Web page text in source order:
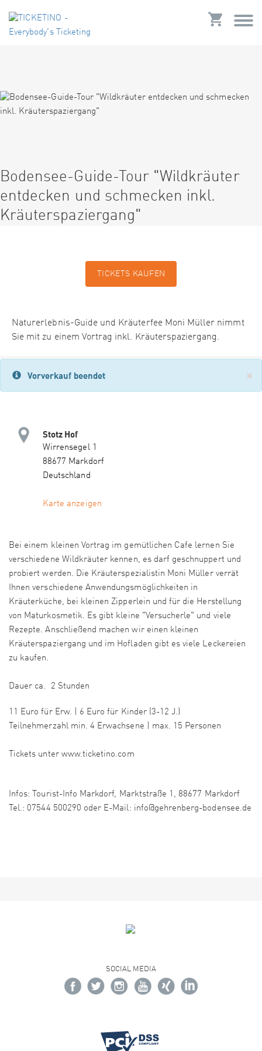
Bodensee-Guide-Tour "Wildkräuter
entdecken und schmecken inkl.
Kräuterspaziergang"
TICKETS KAUFEN
Naturerlebnis-Guide und Kräuterfee Moni Müller nimmt
Sie mit zu einem Vortrag inkl. Kräuterspaziergang.
×
Vorverkauf beendet
Stotz Hof
Wirrensegel 1
88677 Markdorf
Deutschland
Karte anzeigen
Bei einem kleinen Vortrag im gemütlichen Cafe lernen Sie
verschiedene Wildkräuter kennen, es darf geschnuppert und
probiert werden. Die Kräuterspezialistin Moni Müller verrät
Ihnen verschiedene Anwendungsmöglichkeiten in
Kräuterküche, bei kleinen Zipperlein und für die Herstellung
von Maturkosmetik. Es gibt kleine "Versucherle" und viele
Rezepte. Anschließend machen wir einen kleinen
Kräuterspaziergang und im Hofladen gibt es viele Leckereien
zu kaufen.
Dauer ca. 2 Stunden
11 Euro für Erw. | 6 Euro für Kinder (3-12 J.)
Teilnehmerzahl min. 4 Erwachsene | max. 15 Personen
Tickets unter www.ticketino.com
Infos: Tourist-Info Markdorf, Marktstraße 1, 88677 Markdorf
Tel.: 07544 500290 oder E-Mail: info@gehrenberg-bodensee.de
SOCIAL MEDIA